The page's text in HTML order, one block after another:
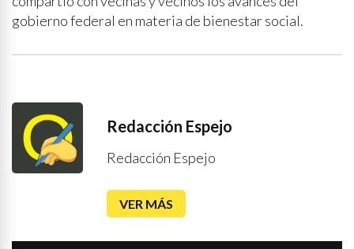
gobierno federal en materia de bienestar social.
Redacción Espejo
Redacción Espejo
VER MÁS